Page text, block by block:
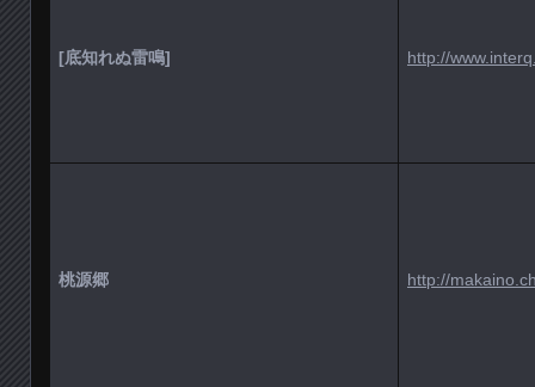
[底知れぬ雷鳴] http://
桃源郷 http://